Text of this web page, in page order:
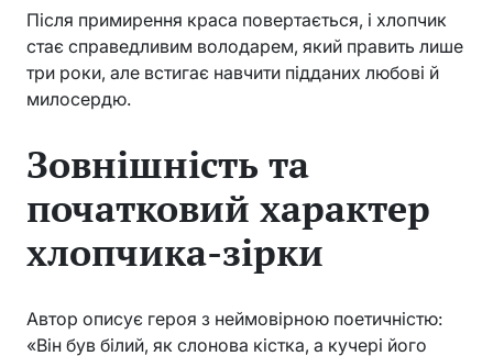
Після примирення краса повертається, і хлопчик
стає справедливим володарем, який править лише
три роки, але встигає навчити підданих любові й
милосердю.
Зовнішність та
початковий характер
хлопчика-зірки
Автор описує героя з неймовірною поетичністю:
«Він був білий, як слонова кістка, а кучері його